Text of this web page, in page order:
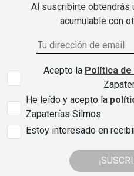
Al suscribirte obtendrás
acumulable con
Acepto la Política
He leído y acepto la
Zapaterías Silmos.
Estoy interesado en